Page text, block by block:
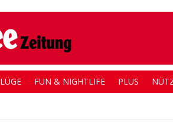
FUN & NIGHTLIFE PLUS